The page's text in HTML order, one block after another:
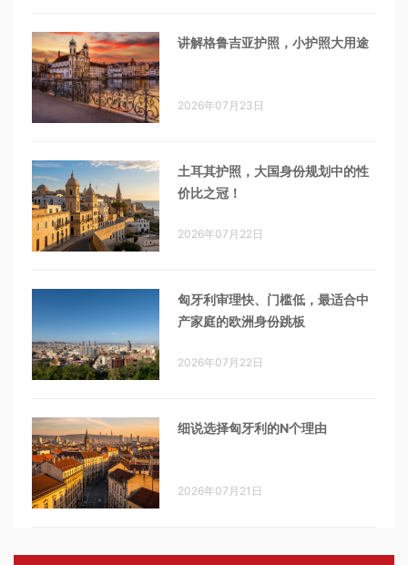
讲解格鲁吉亚护照，小护照大用途
2026年07月23日
土耳其护照，大国身份规划中的性
价比之冠！
2026年07月22日
匈牙利审理快、门槛低，最适合中
产家庭的欧洲身份跳板
2026年07月22日
细说选择匈牙利的N个理由
2026年07月21日